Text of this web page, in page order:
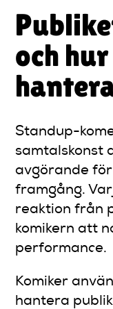
och
Standup-
samtalskonst
avgörande
framgång.
reaktion från
komikern att
performance.
Komiker
hantera